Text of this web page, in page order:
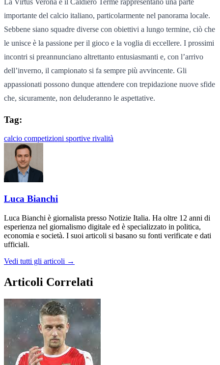
importante del calcio italiano, particolarmente nel panorama locale.
Sebbene siano squadre diverse con obiettivi a lungo termine, ciò che
le unisce è la passione per il gioco e la voglia di eccellere. I prossimi
incontri si preannunciano altrettanto entusiasmanti e, con l’arrivo
dell’inverno, il campionato si fa sempre più avvincente. Gli
appassionati possono dunque attendere con trepidazione nuove sfide
che, sicuramente, non deluderanno le aspettative.
Tag:
calcio competizioni sportive rivalità
Luca Bianchi
Luca Bianchi è giornalista presso Notizie Italia. Ha oltre 12 anni di
esperienza nel giornalismo digitale ed è specializzato in politica,
economia e società. I suoi articoli si basano su fonti verificate e dati
ufficiali.
Vedi tutti gli articoli →
Articoli Correlati